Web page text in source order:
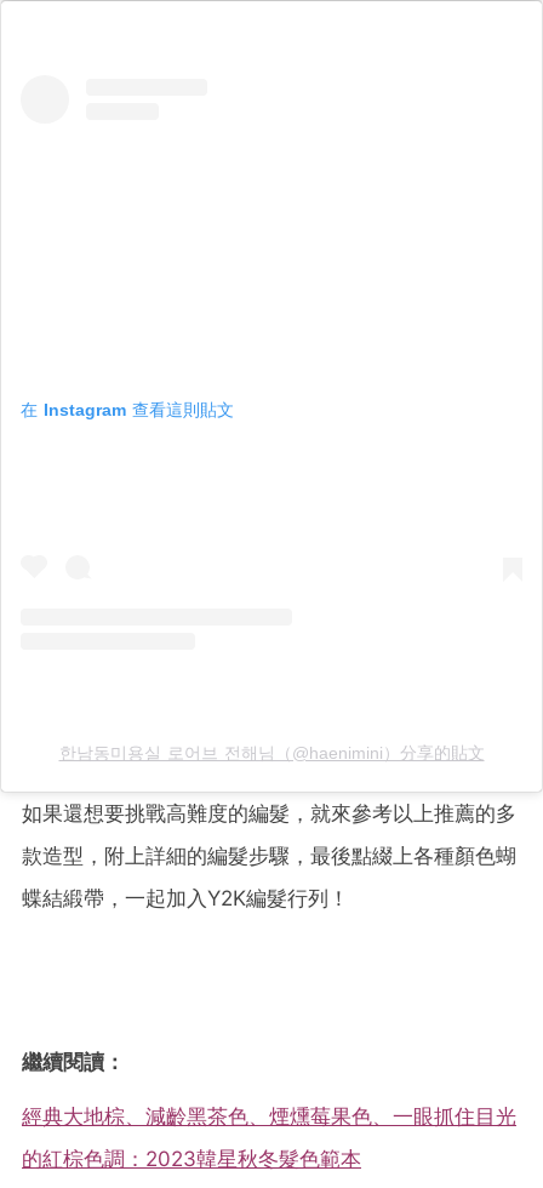
在 Instagram 查看這則貼文
한남동미용실 로어브 전해님（@haenimini）分享的貼文
如果還想要挑戰高難度的編髮，就來參考以上推薦的多
款造型，附上詳細的編髮步驟，最後點綴上各種顏色蝴
蝶結緞帶，一起加入Y2K編髮行列！
繼續閱讀：
經典大地棕、減齡黑茶色、煙燻莓果色、一眼抓住目光
的紅棕色調：2023韓星秋冬髮色範本